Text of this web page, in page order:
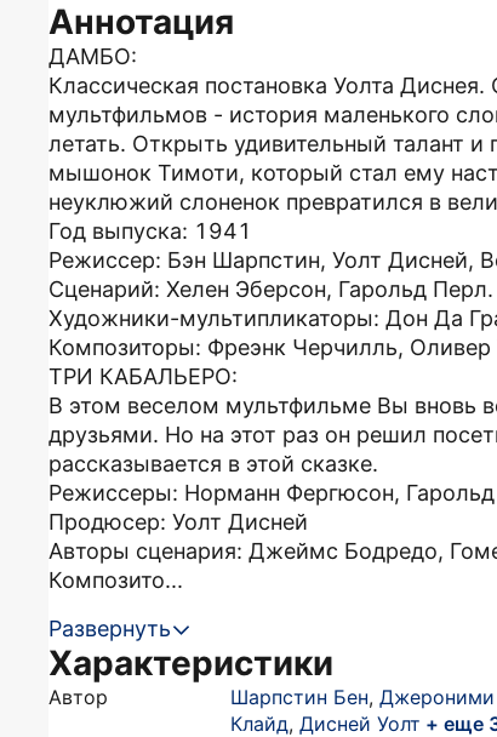
Аннотация
ДАМБО:
Классическая постановка Уолта
мультфильмов - история маленького
летать. Открыть удивительный талант
мышонок Тимоти, который стал ему
неуклюжий слоненок превратился в
Год выпуска: 1941
Режиссер: Бэн Шарпстин, Уолт Дисней,
Сценарий: Хелен Эберсон, Гарольд Перл.
Художники-мультипликаторы: Дон Да
Композиторы: Фреэнк Черчилль, Оливер
ТРИ КАБАЛЬЕРО:
В этом веселом мультфильме Вы вновь
друзьями. Но на этот раз он решил
рассказывается в этой сказке.
Режиссеры: Норманн Фергюсон, Гарольд
Продюсер: Уолт Дисней
Авторы сценария: Джеймс Бодредо,
Композито...
Развернуть
Характеристики
Автор Шарпстин Бен, Джероними
Клайд, Дисней Уолт + еще